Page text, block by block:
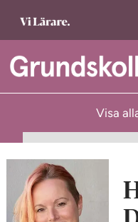
l
l
s
a
s
i
T
s
t
Visa